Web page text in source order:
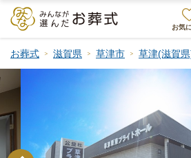
お気
お葬式 滋賀県 草津市 草津(滋賀